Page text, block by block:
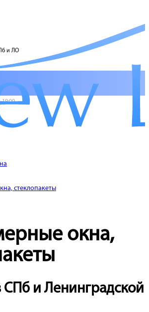
и ЛО
19:00
стеклопакеты
окна,
СПб и Ленинградской